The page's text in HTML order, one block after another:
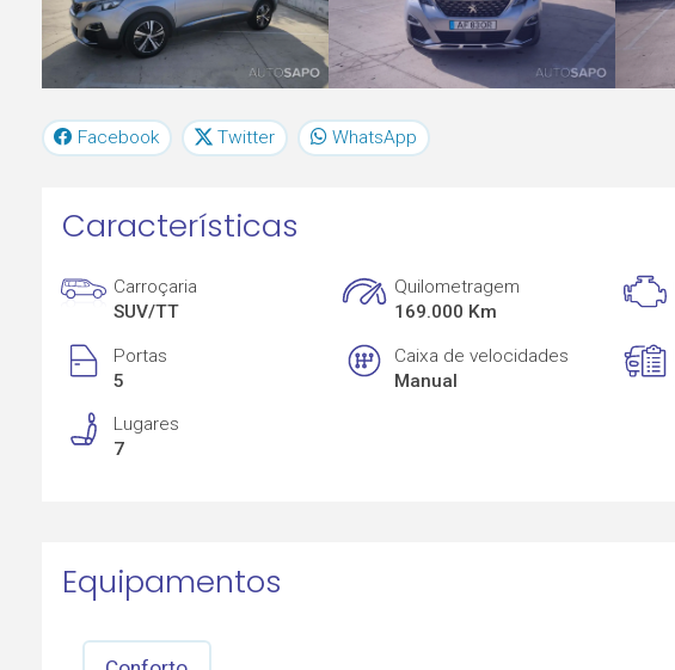
Facebook Twitter WhatsApp
Características
Carroçaria
SUV/TT
Quilometragem
169.000 Km
Portas
5
Caixa de velocidades
Manual
Lugares
7
Equipamentos